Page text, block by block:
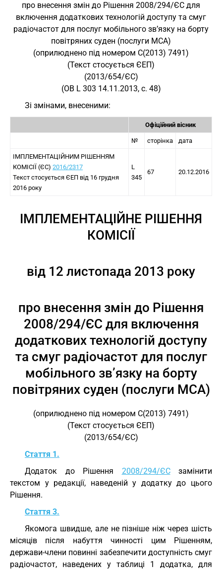
про внесення змін до Рішення 2008/294/ЄС для
включення додаткових технологій доступу та смуг
радіочастот для послуг мобільного зв’язку на борту
повітряних суден (послуги MCA)
(оприлюднено під номером C(2013) 7491)
(Текст стосується ЄЕП)
(2013/654/ЄС)
(OB L 303 14.11.2013, с. 48)
Зі змінами, внесеними:
Офіційний вісник
№ сторінка дата
ІМПЛЕМЕНТАЦІЙНИМ РІШЕННЯМ
КОМІСІЇ (ЄС) 2016/2317
Текст стосується ЄЕП від 16 грудня
2016 року
L
345
67 20.12.2016
ІМПЛЕМЕНТАЦІЙНЕ РІШЕННЯ
КОМІСІЇ
від 12 листопада 2013 року
про внесення змін до Рішення
2008/294/ЄС для включення
додаткових технологій доступу
та смуг радіочастот для послуг
мобільного зв’язку на борту
повітряних суден (послуги MCA)
(оприлюднено під номером C(2013) 7491)
(Текст стосується ЄЕП)
(2013/654/ЄС)
Стаття 1.
Додаток до Рішення 2008/294/ЄСзамінити
текстом у редакції, наведеній у додатку до цього
Рішення.
Стаття 3.
Якомога швидше, але не пізніше ніж через шість
місяців після набуття чинності цим Рішенням,
держави-члени повинні забезпечити доступність смуг
радіочастот, наведених у таблиці 1 додатка, для